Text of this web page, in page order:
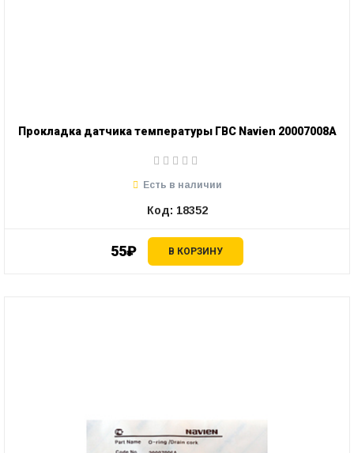
Прокладка датчика температуры ГВС Navien 20007008А
55₽ В КОРЗИНУ
Есть в наличии
Код: 18352